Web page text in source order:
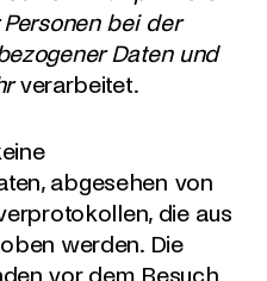
bei der
Daten und
verarbeitet.
abgesehen von
die aus
werden. Die
vor dem Besuch